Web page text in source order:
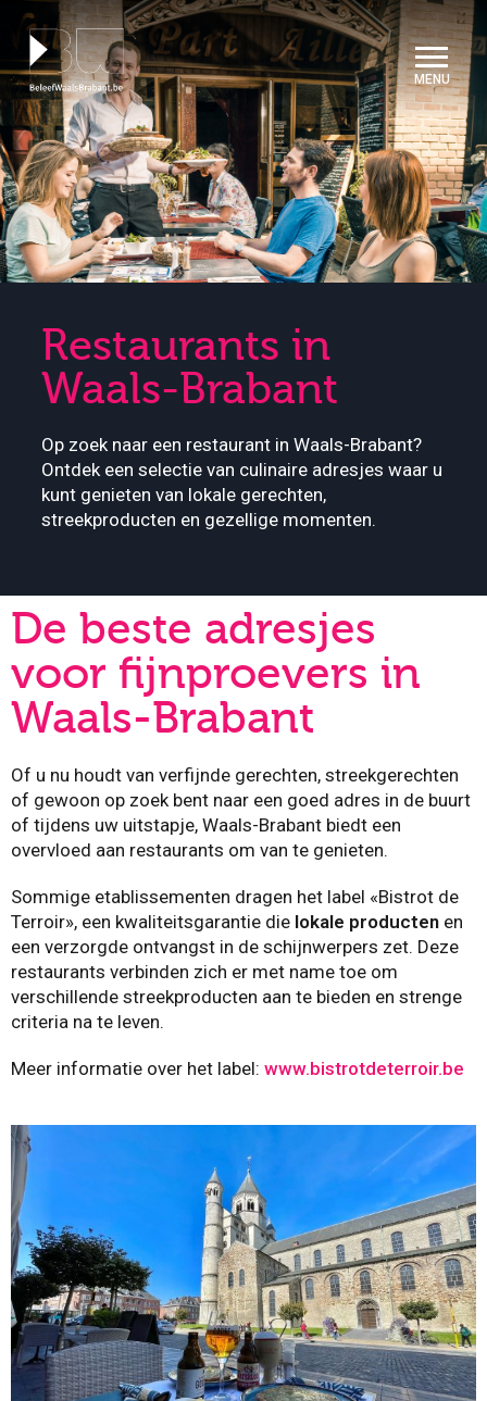
Cookies beheer paneel
Restaurants in
Waals-Brabant
Op zoek naar een restaurant in Waals-Brabant?
Ontdek een selectie van culinaire adresjes waar u
kunt genieten van lokale gerechten,
streekproducten en gezellige momenten.
De beste adresjes
voor fijnproevers in
Waals-Brabant
Of u nu houdt van verfijnde gerechten, streekgerechten
of gewoon op zoek bent naar een goed adres in de buurt
of tijdens uw uitstapje, Waals-Brabant biedt een
overvloed aan restaurants om van te genieten.
Sommige etablissementen dragen het label «Bistrot de
Terroir», een kwaliteitsgarantie die lokale producten en
een verzorgde ontvangst in de schijnwerpers zet. Deze
restaurants verbinden zich er met name toe om
verschillende streekproducten aan te bieden en strenge
criteria na te leven.
Meer informatie over het label: www.bistrotdeterroir.be